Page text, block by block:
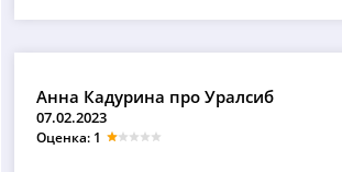
Анна Кадурина про Уралсиб
07.02.2023
Оценка: 1